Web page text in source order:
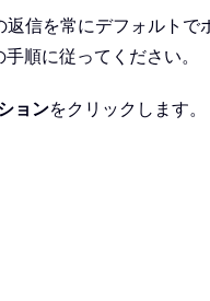
信を常にデフォルトで
順に従ってください。
ョンをクリックします。